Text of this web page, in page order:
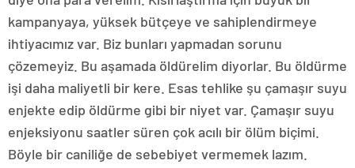
kampanyaya, yüksek bütçeye ve sahiplendirmeye
ihtiyacımız var. Biz bunları yapmadan sorunu
çözemeyiz. Bu aşamada öldürelim diyorlar. Bu öldürme
işi daha maliyetli bir kere. Esas tehlike şu çamaşır suyu
enjekte edip öldürme gibi bir niyet var. Çamaşır suyu
enjeksiyonu saatler süren çok acılı bir ölüm biçimi.
Böyle bir caniliğe de sebebiyet vermemek lazım.